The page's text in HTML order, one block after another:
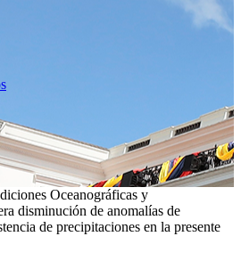
Oceanográficas y
disminución de anomalías de
de precipitaciones en la presente